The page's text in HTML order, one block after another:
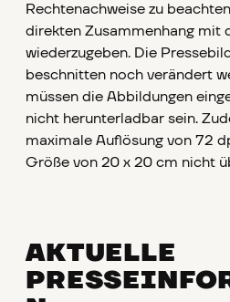
Rechtenachweise zu
direkten Zusammenhang mit
wiederzugeben. Die
beschnitten noch verändert
müssen die Abbildungen
nicht herunterladbar sein.
maximale Auflösung von 72
Größe von 20 x 20 cm nicht
AKTUELLE